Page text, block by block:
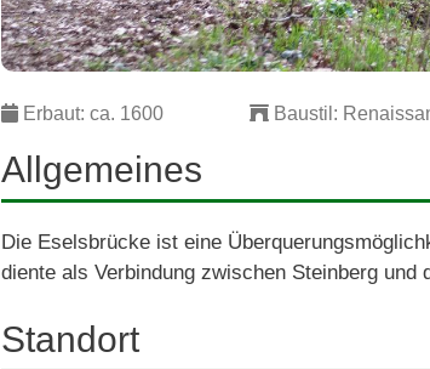
Erbaut: ca. 1600 Baustil:
Allgemeines
Die Eselsbrücke ist eine
diente als Verbindung zwischen Steinberg und
Standort